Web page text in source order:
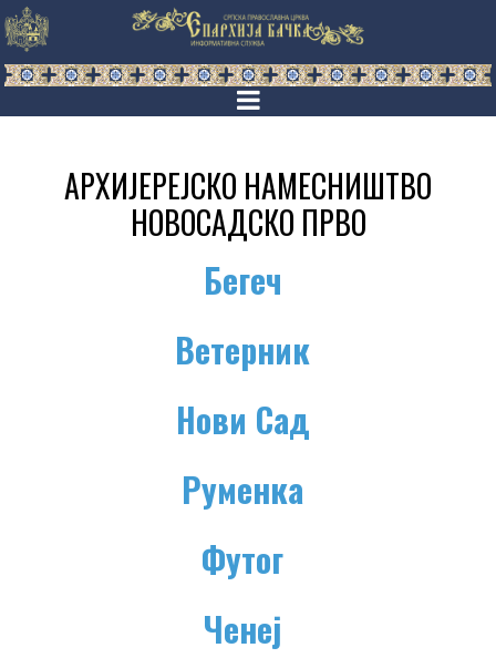
АРХИЈЕРЕЈСКО НАМЕСНИШТВО
НОВОСАДСКО ПРВО
Бегеч
Ветерник
Нови Сад
Руменка
Футог
Ченеј